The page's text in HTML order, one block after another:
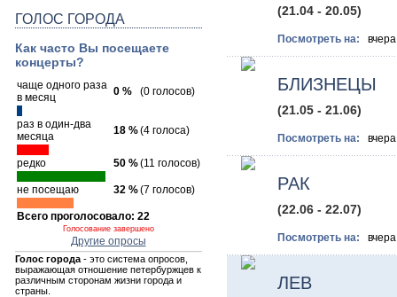
ГОЛОС ГОРОДА
Как часто Вы посещаете
концерты?
чаще одного раза
в месяц
0 % (0 голосов)
раз в один-два
месяца
18 %(4 голоса)
редко 50 %(11 голосов)
не посещаю 32 %(7 голосов)
Всего проголосовало: 22
Голосование завершено
Другие опросы
Голос города- это система опросов,
выражающая отношение петербуржцев к
различным сторонам жизни города и
страны.
(21.04 - 20.05)
Посмотреть на:
БЛИЗНЕЦЫ
(21.05 - 21.06)
Посмотреть на:
РАК
(22.06 - 22.07)
Посмотреть на:
ЛЕВ